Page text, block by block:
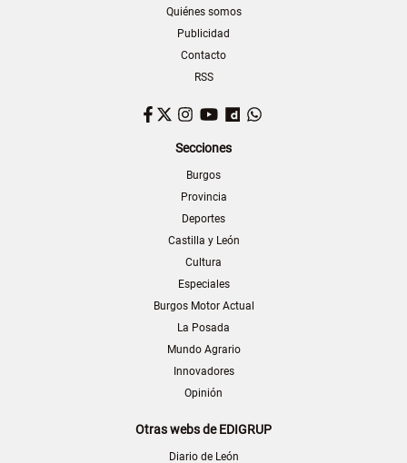
Quiénes somos
Publicidad
Contacto
RSS
Facebook
TwitterInstagram
YouTubeDailymotion
Secciones
Burgos
Provincia
Deportes
Castilla y León
Cultura
Especiales
Burgos Motor Actual
La Posada
Mundo Agrario
Innovadores
Opinión
Otras webs de EDIGRUP
Diario de León